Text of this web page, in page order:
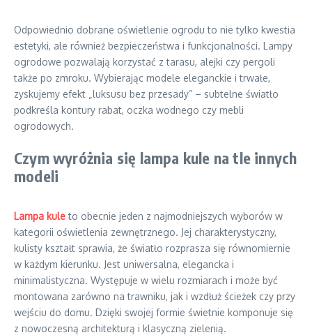
Odpowiednio dobrane oświetlenie ogrodu to nie tylko kwestia
estetyki, ale również bezpieczeństwa i funkcjonalności. Lampy
ogrodowe pozwalają korzystać z tarasu, alejki czy pergoli
także po zmroku. Wybierając modele eleganckie i trwałe,
zyskujemy efekt „luksusu bez przesady” – subtelne światło
podkreśla kontury rabat, oczka wodnego czy mebli
ogrodowych.
Czym wyróżnia się lampa kule na tle innych
modeli
Lampa kuleto obecnie jeden z najmodniejszych wyborów w
kategorii oświetlenia zewnętrznego. Jej charakterystyczny,
kulisty kształt sprawia, że światło rozprasza się równomiernie
w każdym kierunku. Jest uniwersalna, elegancka i
minimalistyczna. Występuje w wielu rozmiarach i może być
montowana zarówno na trawniku, jak i wzdłuż ścieżek czy przy
wejściu do domu. Dzięki swojej formie świetnie komponuje się
z nowoczesną architekturą i klasyczną zielenią.